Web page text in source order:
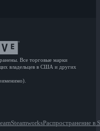
Все торговые марки
владельцев в США и других
SteamworksРаспространение в